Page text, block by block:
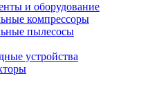
и оборудование
компрессоры
пылесосы
устройства